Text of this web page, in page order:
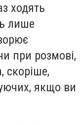
ходять
лише
при розмові,
скоріше,
якщо ви